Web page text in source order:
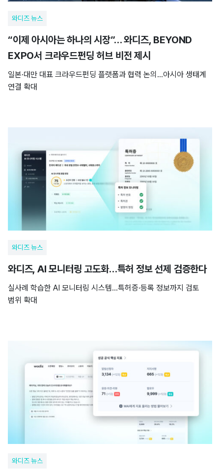
와디즈 뉴스
“이제 아시아는 하나의 시장”… 와디즈, BEYOND
EXPO서 크라우드펀딩 허브 비전 제시
일본·대만 대표 크라우드펀딩 플랫폼과 협력 논의…아시아 생태계
연결 확대
와디즈 뉴스
와디즈, AI 모니터링 고도화…특허 정보 선제 검증한다
실사례 학습한 AI 모니터링 시스템…특허증·등록 정보까지 검토
범위 확대
와디즈 뉴스